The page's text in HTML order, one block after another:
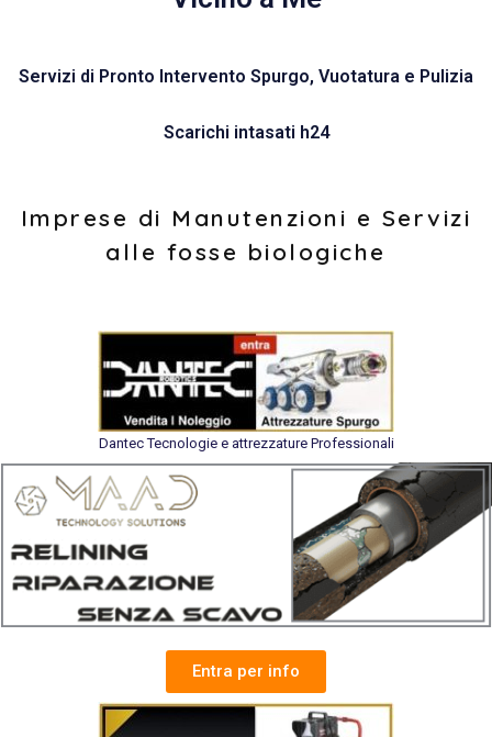
Servizi di Pronto Intervento Spurgo, Vuotatura e Pulizia
Scarichi intasati h24
Imprese di Manutenzioni e Servizi
alle fosse biologiche
Dantec Tecnologie e attrezzature Professionali
Entra per info